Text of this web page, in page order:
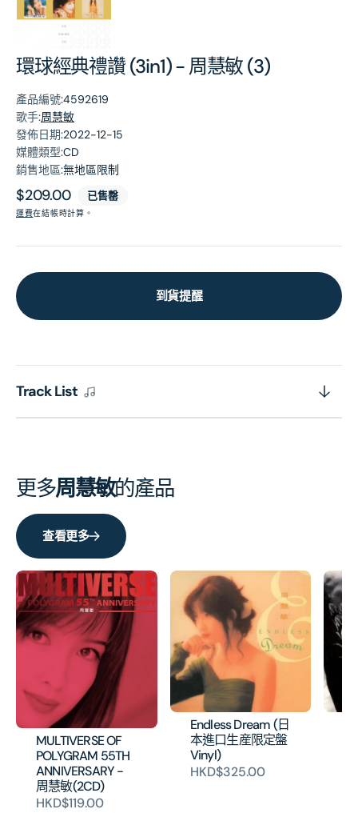
環球經典禮讚 (3in1) - 周慧敏 (3)
產品編號:4592619
歌手:周慧敏
發佈日期:2022-12-15
媒體類型:CD
銷售地區:無地區限制
原
價
$209.00 已售罄
運費在結帳時計算。
到貨提醒
Track List
更多周慧敏的產品
查看更多
MULTIVERSE OF
POLYGRAM 55TH
ANNIVERSARY -
周慧敏(2CD)
HKD$119.00
Endless Dream (日
本進口生産限定盤
Vinyl)
HKD$325.00